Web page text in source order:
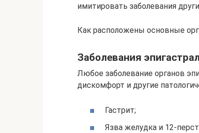
имитировать заболевания
Как расположены основные
Заболевания
Любое заболевание органов
дискомфорт и другие
Гастрит;
Язва желудка и 12-